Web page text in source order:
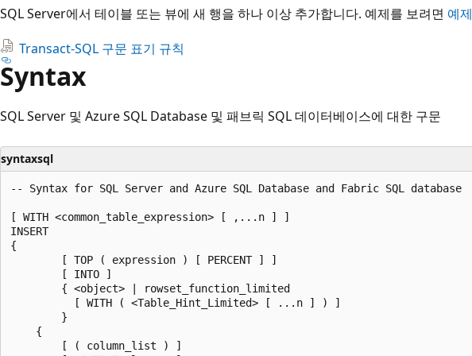
SQL Server에서 테이블 또는 뷰에 새 행을 하나 이상 추가합니다. 예제를 보려면 예제
Transact-SQL 구문 표기 규칙
Syntax
SQL Server 및 Azure SQL Database 및 패브릭 SQL 데이터베이스에 대한 구문
syntaxsql
-- Syntax for SQL Server and Azure SQL Database and Fabric SQL database
[ WITH <common_table_expression> [ ,...n ] ]
INSERT
{
        [ TOP ( expression ) [ PERCENT ] ]
        [ INTO ]
        { <object> | rowset_function_limited
          [ WITH ( <Table_Hint_Limited> [ ...n ] ) ]
        }
    {
        [ ( column_list ) ]